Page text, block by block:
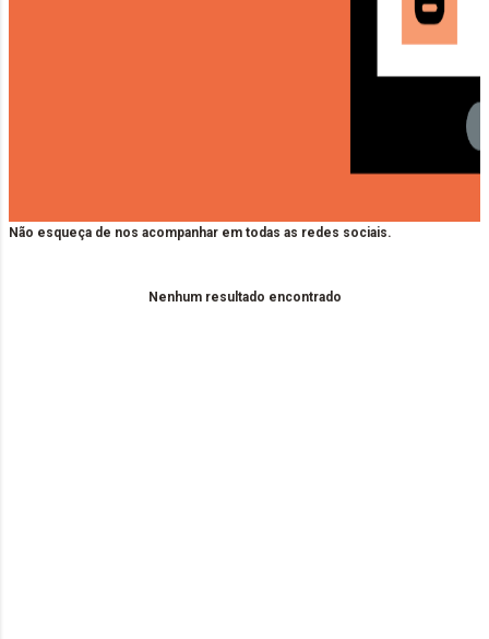
Não esqueça de nos acompanhar em todas as redes sociais.
Nenhum resultado encontrado